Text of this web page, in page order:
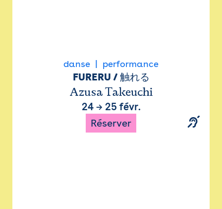
danse performance
FURERU / 触れる
Azusa Takeuchi
24→ 25 févr.
Réserver